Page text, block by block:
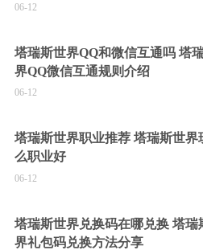
06-12
塔瑞斯世界QQ和微信互通吗 塔
界QQ微信互通规则介绍
06-12
塔瑞斯世界职业推荐 塔瑞斯世界
么职业好
06-12
塔瑞斯世界兑换码在哪兑换 塔瑞
界礼包码兑换方法分享